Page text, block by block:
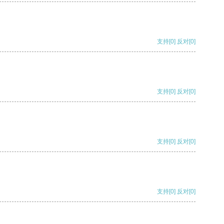
支持[0] 反对[0]
支持[0] 反对[0]
支持[0] 反对[0]
支持[0] 反对[0]